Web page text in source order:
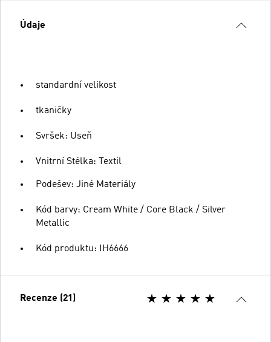
Údaje
standardní velikost
tkaničky
Svršek: Useň
Vnitrní Stélka: Textil
Podešev: Jiné Materiály
Kód barvy: Cream White / Core Black / Silver
Metallic
Kód produktu: IH6666
Recenze (21)